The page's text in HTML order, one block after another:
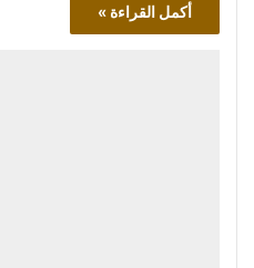
أكمل القراءة »